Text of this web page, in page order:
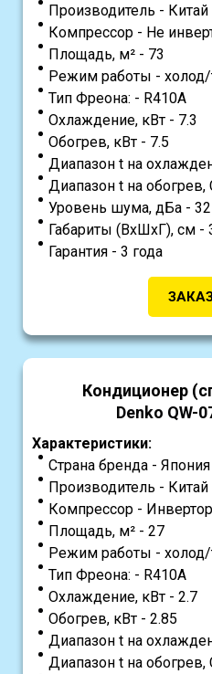
Производитель - Китай
Компрессор - Не
Площадь, м² - 73
Режим работы - холод/
Тип Фреона: - R410A
Охлаждение, кВт - 7.3
Обогрев, кВт - 7.5
Диапазон t на
Диапазон t на обогрев,
Уровень шума, дБа - 32
Габариты (ВхШхГ), см -
Гарантия - 3 года
Кондиционер
Denko QW-
Характеристики:
Страна бренда - Япония
Производитель - Китай
Компрессор - Инвертор
Площадь, м² - 27
Режим работы - холод/
Тип Фреона: - R410A
Охлаждение, кВт - 2.7
Обогрев, кВт - 2.85
Диапазон t на
Диапазон t на обогрев,